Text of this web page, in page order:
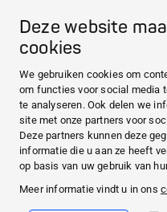
Deze website
cookies
We gebruiken cookies om
om functies voor social media
te analyseren. Ook delen we
site met onze partners voor
Deze partners kunnen deze
informatie die u aan ze heeft
op basis van uw gebruik van
Meer informatie vindt u in ons
Medi.connect
ABOUT
PRODUCTEN
KENNIS
CONTACT &
Facebook